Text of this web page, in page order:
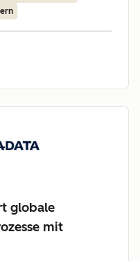
globale
mit